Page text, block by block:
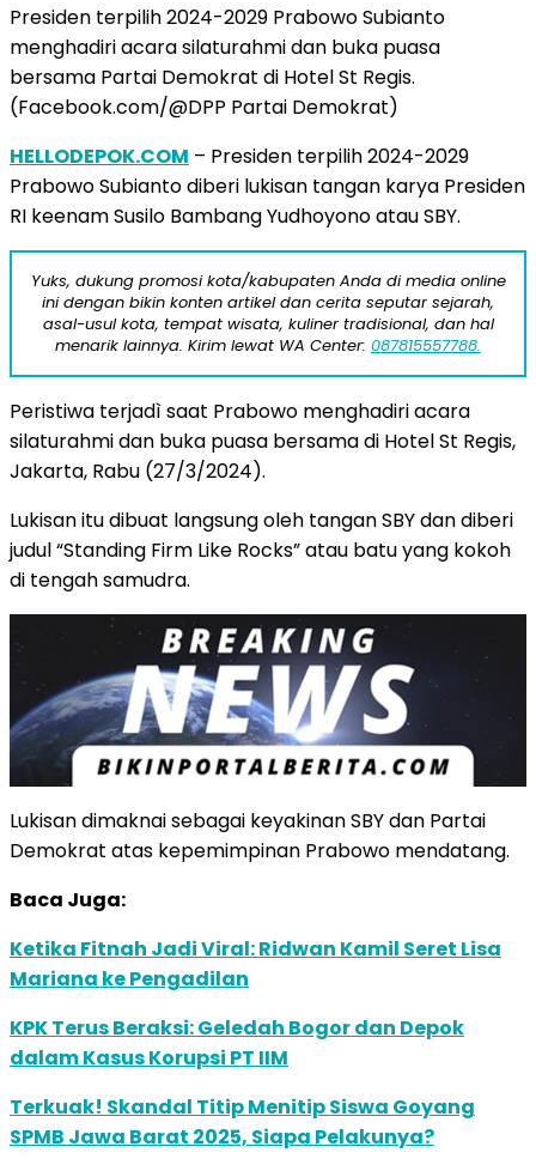
Presiden terpilih 2024-2029 Prabowo Subianto
menghadiri acara silaturahmi dan buka puasa
bersama Partai Demokrat di Hotel St Regis.
(Facebook.com/@DPP Partai Demokrat)
HELLODEPOK.COM – Presiden terpilih 2024-2029
Prabowo Subianto diberi lukisan tangan karya Presiden
RI keenam Susilo Bambang Yudhoyono atau SBY.
Yuks, dukung promosi kota/kabupaten Anda di media online
ini dengan bikin konten artikel dan cerita seputar sejarah,
asal-usul kota, tempat wisata, kuliner tradisional, dan hal
menarik lainnya. Kirim lewat WA Center: 087815557788.
Peristiwa terjadì saat Prabowo menghadiri acara
silaturahmi dan buka puasa bersama di Hotel St Regis,
Jakarta, Rabu (27/3/2024).
Lukisan itu dibuat langsung oleh tangan SBY dan diberi
judul “Standing Firm Like Rocks” atau batu yang kokoh
di tengah samudra.
Lukisan dimaknai sebagai keyakinan SBY dan Partai
Demokrat atas kepemimpinan Prabowo mendatang.
Baca Juga:
Ketika Fitnah Jadi Viral: Ridwan Kamil Seret Lisa
Mariana ke Pengadilan
KPK Terus Beraksi: Geledah Bogor dan Depok
dalam Kasus Korupsi PT IIM
Terkuak! Skandal Titip Menitip Siswa Goyang
SPMB Jawa Barat 2025, Siapa Pelakunya?